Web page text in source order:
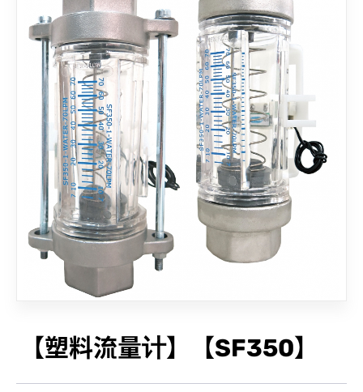
联络我们
【塑料流量计】【SF350】